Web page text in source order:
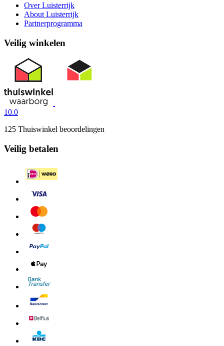
Over Luisterrijk
About Luisterrijk
Partnerprogramma
Veilig winkelen
10.0
125 Thuiswinkel beoordelingen
Veilig betalen